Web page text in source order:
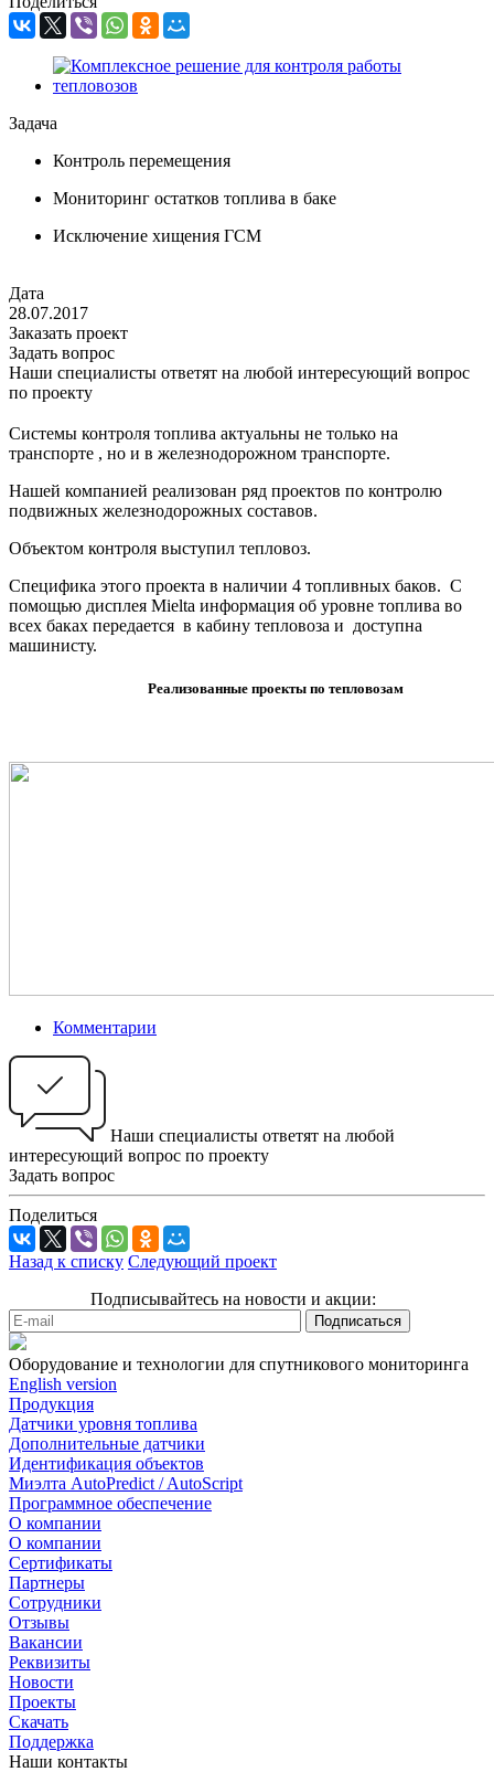
Задача
Контроль перемещения
Мониторинг остатков топлива в баке
Исключение хищения ГСМ
Дата
28.07.2017
Заказать проект
Задать вопрос
Наши специалисты ответят на любой интересующий вопрос
по проекту
Системы контроля топлива актуальны не только на
транспорте , но и в железнодорожном транспорте.
Нашей компанией реализован ряд проектов по контролю
подвижных железнодорожных составов.
Объектом контроля выступил тепловоз.
Специфика этого проекта в наличии 4 топливных баков. С
помощью дисплея Mielta информация об уровне топлива во
всех баках передается в кабину тепловоза и доступна
машинисту.
Реализованные проекты по тепловозам
Комментарии
Наши специалисты ответят на любой
интересующий вопрос по проекту
Задать вопрос
Поделиться
Назад к списку Следующий проект
Подписывайтесь на новости и акции:
Оборудование и технологии для спутникового мониторинга
English version
Продукция
Датчики уровня топлива
Дополнительные датчики
Идентификация объектов
Миэлта AutoPredict / AutoScript
Программное обеспечение
О компании
О компании
Сертификаты
Партнеры
Сотрудники
Отзывы
Вакансии
Реквизиты
Новости
Проекты
Скачать
Поддержка
Наши контакты